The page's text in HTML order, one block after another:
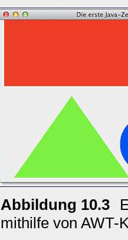
Abbildung 10.3
mithilfe von AWT-